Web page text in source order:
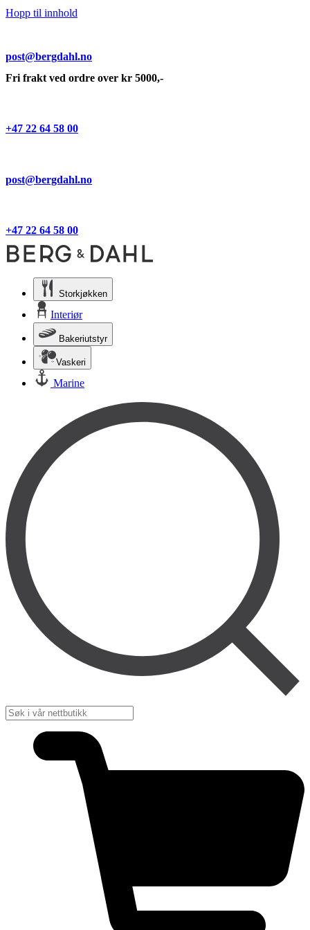
Hopp til innhold
post@bergdahl.no
Fri frakt ved ordre over kr 5000,-
+47 22 64 58 00
post@bergdahl.no
+47 22 64 58 00
Storkjøkken
Interiør
Bakeriutstyr
Vaskeri
Marine